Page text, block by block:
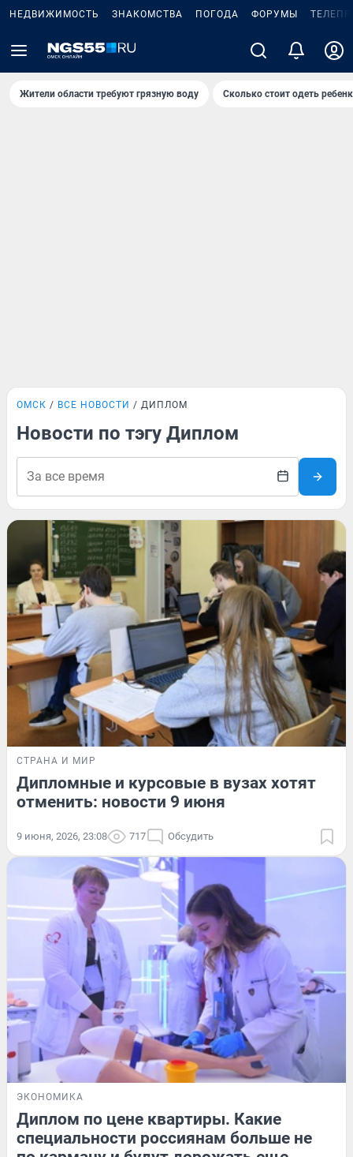
НЕДВИЖИМОСТЬ ЗНАКОМСТВА ПОГОДА ФОРУМЫ
Жители области требуют грязную воду Сколько стоит одеть
ОМСК ВСЕ НОВОСТИ ДИПЛОМ
Новости по тэгу Диплом
СТРАНА И МИР
Дипломные и курсовые в вузах хотят
отменить: новости 9 июня
9 июня, 2026, 23:08 717 Обсудить
ЭКОНОМИКА
Диплом по цене квартиры. Какие
специальности россиянам больше не